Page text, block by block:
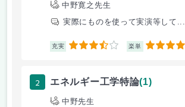
中野寛之先生
実際にものを使って実演等して...
充実 3.5 楽単 4.5
2 エネルギー工学特論(1)
中野先生